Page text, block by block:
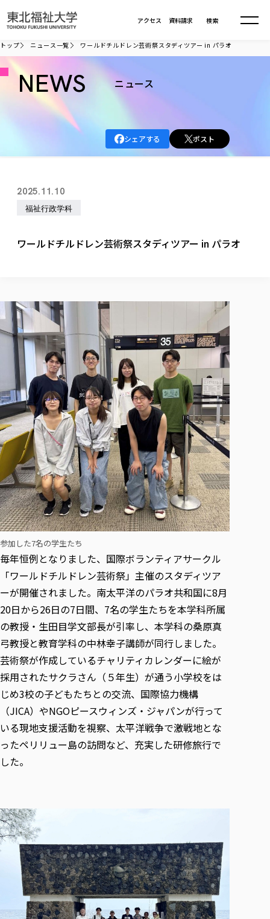
資料請求
アクセス 検索
大学について
建学の精神・教育の理念
教育方針
大学の概要
大学の歩み
寄附の受け入れ
関連法人
教職員募集
役員・評議員一覧
キャンパス案内
大学の取り組み
社会連携・研究
一般事業主行動計画
公的資金等の不正使用の防止に関する基本方針
研究活動における不正行為の防止等に関する対応
大学広報誌「TFU Newsletter 東北福祉大学通信」
初年次教育（リエゾンゼミⅠ）について
リエゾンゼミ・ナビ（テキスト等）
お役立ち情報（リンク集）
放射線モニタリング測定結果（国見キャンパス）
情報公開
中期事業計画
事業計画／財務・事業報告
大学評価
IR情報
学校教育法施行規則第172条の2に基づく情報公開
教職課程における情報の公表
学部・学科等設置計画履行状況報告書
情報公開規程
学部・大学院
学部・大学院TOP
福祉心理学科
共生まちづくり学部
教育学部
保健看護学科
リハビリテーション学科
医療経営管理学科
産業福祉マネジメント学科
情報福祉マネジメント学科
仏教専修科
大学院
大学院
総合福祉学研究科 社会福祉学専攻 修士課程
総合福祉学研究科 社会福祉学専攻 博士課程
総合福祉学研究科 福祉心理学専攻 修士課程
教育学研究科 教育学専攻 修士課程
通信教育部
通信教育部
通信制大学院 総合福祉学研究科 社会福祉学専攻 修士課程
通信制大学院 総合福祉学研究科 福祉心理学専攻 修士課程
カリキュラム（学部・大学院）
その他の就学機会
学びの特徴
学びの特徴
ICT教育
初年次教育（リエゾンゼミⅠ）
実学臨床教育（総合福祉学部のみ履修可能）
教育実践活動（教育学科学生のみ受講可能）
禅のこころ
教員紹介・業績
学びのサポート
学びのサポート
学費（学部学科）
授業料減免・奨学金等
宿舎の紹介
学生生活サポート
学生自主活動支援
社会人学生の育児支援（一時預かり）
学生総合補償制度
デジタルパンフ
オープンキャンパス
東北福祉大学のキャリアサポート
東北福祉大学のキャリアサポート
進路・就職支援
東北福祉大学のキャリア教育
採用ご担当者様へ
採用ご担当者様へ
センター長の挨拶
求人の受付について
単独学内説明会のご案内
在学生の方
在学生の方
資格取得報奨制度について
東北福祉大学求人・インターンシップ検索サイト（キャリタス
卒業生の方
卒業生の方
卒業後のキャリア支援体制
在学生による訪問、情報提供へのご協力のお願い
卒業生アンケート
よくあるご質問
東北福祉大学のDNA
在学生インタビュー
文化会・文化系サークル紹介
大学指定団体紹介
国際交流TOP
交換留学生 Exchange students
海外留学・研修
外国人在学生
Prospective Students
学生支援センター国際交流の活動
スタッフ紹介
ニュース一覧
社会連携・研究 TOP
東北福祉大学の研究活動
東北福祉大学の研究活動
東北福祉大学の研究紹介
共同研究等をご検討の皆様へ
東北福祉大学の紀要・リポジトリ
東北福祉大学の紀要・リポジトリ
研究紀要
教職研究
東北福祉大学教育・教職センター特別支援教育研究年報一覧
芹沢銈介美術工芸館年報
東北福祉大学機関リポジトリ
東北福祉大学オープンアクセス方針
産学・産学官連携
産学・産学官連携
「高齢者のフレイル予防及びデジタルデバイド解消に向けた産
高齢者施設特化型モジュラー車いす開発
学生参加 × 産学官連携 ～ 「行学一如」の実践
社会貢献・地域連携活動
社会貢献・地域連携活動
社会貢献への取り組み
社会貢献・地域連携活動報告書
各種社会貢献活動の窓口
伝承講座「311『伝える／備える』次世代塾」
JICA草の根技術協力事業
被災地の子ども支援活動
生涯学習・社会人講座
自治体・団体等との主な協定
自治体・団体等との主な協定
研究所について
研究者のご紹介
生涯教育・キャリア教育
生涯教育・キャリア教育TOP
生涯学習・社会人講座
月例TFU実学臨床研究セミナー
特別支援教育研究室
TFU教育フォーラム
関連法人
取材について
施設利用
同窓会
学内ポータルシステム
Universal Passport
トップ ニュース一覧 ワールドチルドレン芸術祭スタディツアー in パラオ
NEWS ニュース
シェアする ポスト
2025.11.10
福祉行政学科
ワールドチルドレン芸術祭スタディツアー in パラオ
参加した7名の学生たち
毎年恒例となりました、国際ボランティアサークル
「ワールドチルドレン芸術祭」主催のスタディツア
ーが開催されました。南太平洋のパラオ共和国に8月
20日から26日の7日間、7名の学生たちを本学科所属
の教授・生田目学文部長が引率し、本学科の桑原真
弓教授と教育学科の中林幸子講師が同行しました。
芸術祭が作成しているチャリティカレンダーに絵が
採用されたサクラさん（５年生）が通う小学校をは
じめ3校の子どもたちとの交流、国際協力機構
（JICA）やNGOピースウィンズ・ジャパンが行って
いる現地支援活動を視察、太平洋戦争で激戦地とな
ったペリリュー島の訪問など、充実した研修旅行で
した。